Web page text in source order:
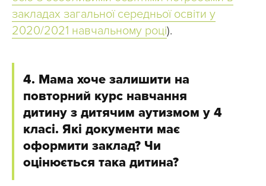
закладах загальної середньої освіти у
2020/2021 навчальному році).
4. Мама хоче залишити на
повторний курс навчання
дитину з дитячим аутизмом у 4
класі. Які документи має
оформити заклад? Чи
оцінюється така дитина?